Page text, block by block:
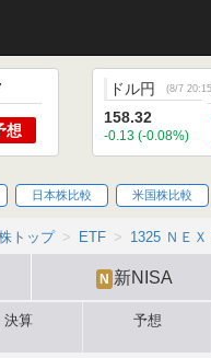
想
ドル円 (8/7 20:15
158.32
-0.13 (-0.08%)
日本株比較 米国株比較
トップ ETF 1325 ＮＥ
N 新NISA
決算 予想